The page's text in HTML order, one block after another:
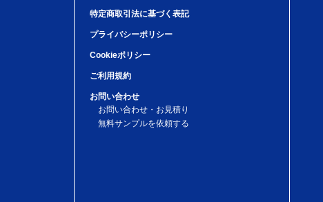
特定商取引法に基づく表記
プライバシーポリシー
Cookieポリシー
ご利用規約
お問い合わせ
お問い合わせ・お見積り
無料サンプルを依頼する